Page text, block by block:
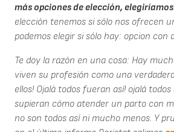
más opciones de elección,
elección tenemos si sólo nos ofrecen
podemos elegir si sólo hay: opcion con
Te doy la razón en una cosa: Hay
viven su profesión como una
ellos! Ojalá todos fueran así! ojalá
supieran cómo atender un parto con
no son todos así ni mucho menos. Y